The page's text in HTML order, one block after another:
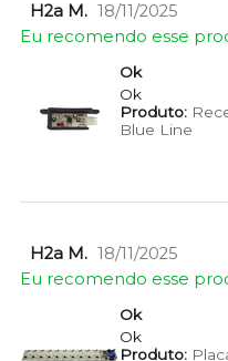
H2a M. 18/11/2025
Eu recomendo esse
Ok
Ok
Produto:
Blue Line
H2a M. 18/11/2025
Eu recomendo esse
Ok
Ok
Produto: